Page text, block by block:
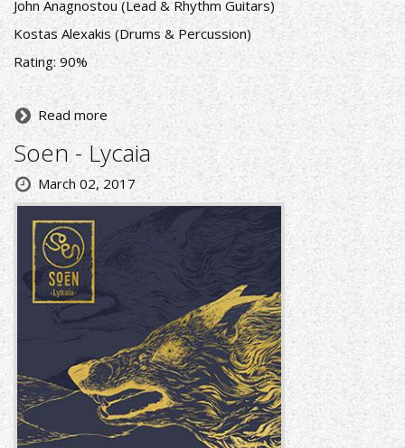
John Anagnostou (Lead & Rhythm Guitars)
Kostas Alexakis (Drums & Percussion)
Rating: 90%
Read more
Soen - Lycaia
March 02, 2017